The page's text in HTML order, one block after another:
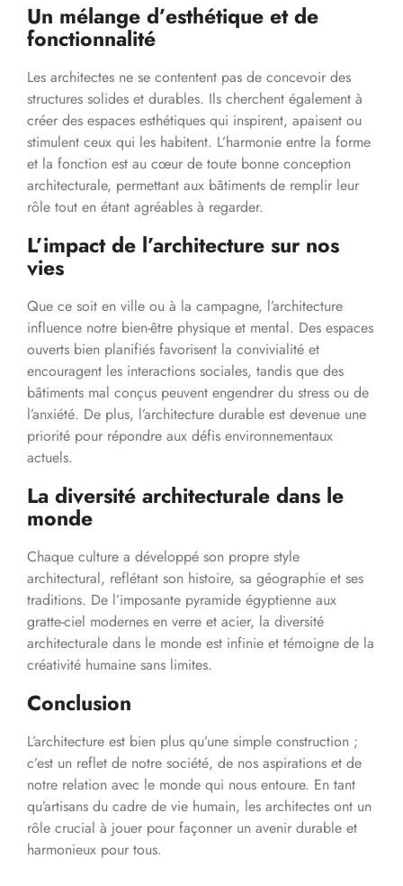
Un mélange d’esthétique et de
fonctionnalité
Les architectes ne se contentent pas de concevoir des
structures solides et durables. Ils cherchent également à
créer des espaces esthétiques qui inspirent, apaisent ou
stimulent ceux qui les habitent. L’harmonie entre la forme
et la fonction est au cœur de toute bonne conception
architecturale, permettant aux bâtiments de remplir leur
rôle tout en étant agréables à regarder.
L’impact de l’architecture sur nos
vies
Que ce soit en ville ou à la campagne, l’architecture
influence notre bien-être physique et mental. Des espaces
ouverts bien planifiés favorisent la convivialité et
encouragent les interactions sociales, tandis que des
bâtiments mal conçus peuvent engendrer du stress ou de
l’anxiété. De plus, l’architecture durable est devenue une
priorité pour répondre aux défis environnementaux
actuels.
La diversité architecturale dans le
monde
Chaque culture a développé son propre style
architectural, reflétant son histoire, sa géographie et ses
traditions. De l’imposante pyramide égyptienne aux
gratte-ciel modernes en verre et acier, la diversité
architecturale dans le monde est infinie et témoigne de la
créativité humaine sans limites.
Conclusion
L’architecture est bien plus qu’une simple construction ;
c’est un reflet de notre société, de nos aspirations et de
notre relation avec le monde qui nous entoure. En tant
qu’artisans du cadre de vie humain, les architectes ont un
rôle crucial à jouer pour façonner un avenir durable et
harmonieux pour tous.